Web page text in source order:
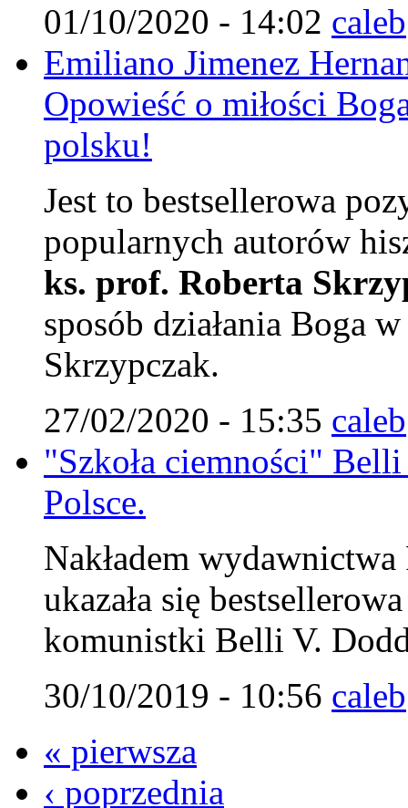
01/10/2020 - 14:02 caleb
Emiliano Jimenez
Opowieść o miłości
polsku!
Jest to bestsellerowa
popularnych autorów
ks. prof. Roberta
sposób działania Boga
Skrzypczak.
27/02/2020 - 15:35 caleb
"Szkoła ciemności"
Polsce.
Nakładem
ukazała się
komunistki Belli V.
30/10/2019 - 10:56 caleb
« pierwsza
‹ poprzednia